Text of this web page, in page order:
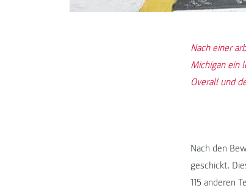
Nach einer
Michigan ein
Overall und
Nach den
geschickt.
115 anderen